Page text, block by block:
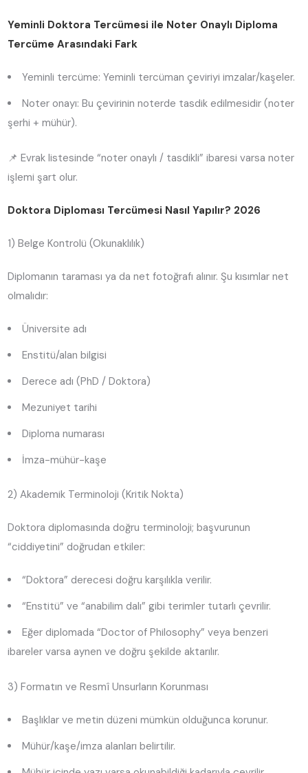
Yeminli Doktora Tercümesi ile Noter Onaylı Diploma
Tercüme Arasındaki Fark
Yeminli tercüme: Yeminli tercüman çeviriyi imzalar/kaşeler.
Noter onayı: Bu çevirinin noterde tasdik edilmesidir (noter
şerhi + mühür).
📌 Evrak listesinde “noter onaylı / tasdikli” ibaresi varsa noter
işlemi şart olur.
Doktora Diploması Tercümesi Nasıl Yapılır? 2026
1) Belge Kontrolü (Okunaklılık)
Diplomanın taraması ya da net fotoğrafı alınır. Şu kısımlar net
olmalıdır:
Üniversite adı
Enstitü/alan bilgisi
Derece adı (PhD / Doktora)
Mezuniyet tarihi
Diploma numarası
İmza-mühür-kaşe
2) Akademik Terminoloji (Kritik Nokta)
Doktora diplomasında doğru terminoloji; başvurunun
“ciddiyetini” doğrudan etkiler:
“Doktora” derecesi doğru karşılıkla verilir.
“Enstitü” ve “anabilim dalı” gibi terimler tutarlı çevrilir.
Eğer diplomada “Doctor of Philosophy” veya benzeri
ibareler varsa aynen ve doğru şekilde aktarılır.
3) Formatın ve Resmî Unsurların Korunması
Başlıklar ve metin düzeni mümkün olduğunca korunur.
Mühür/kaşe/imza alanları belirtilir.